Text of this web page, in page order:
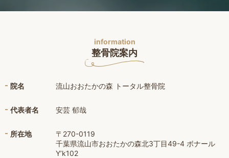
information
整骨院案内
院名 流山おおたかの森 トータル整骨院
代表者名 安芸 郁哉
所在地
〒270-0119
千葉県流山市おおたかの森北3丁目49-4 ボナール
Y’k102